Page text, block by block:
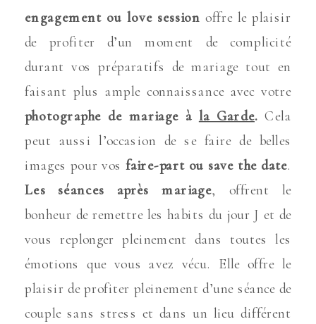
engagement ou love session offre le plaisir
de profiter d’un moment de complicité
durant vos préparatifs de mariage tout en
faisant plus ample connaissance avec votre
photographe de mariage à la Garde. Cela
peut aussi l’occasion de se faire de belles
images pour vos faire-part ou save the date.
Les séances après mariage, offrent le
bonheur de remettre les habits du jour J et de
vous replonger pleinement dans toutes les
émotions que vous avez vécu. Elle offre le
plaisir de profiter pleinement d’une séance de
couple sans stress et dans un lieu différent